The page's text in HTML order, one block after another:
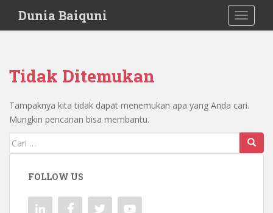
i
Dunia Baiquni
Tidak Ditemukan
Tampaknya kita tidak dapat menemukan apa yang Anda cari.
Mungkin pencarian bisa membantu.
Mencari:
FOLLOW US